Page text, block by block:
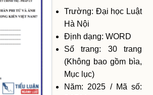
Trường: Đại học Luật
Hà Nội
Định dạng: WORD
Số trang: 30 trang
(Không bao gồm bìa,
Mục lục)
Năm: 2025 / Mã số: